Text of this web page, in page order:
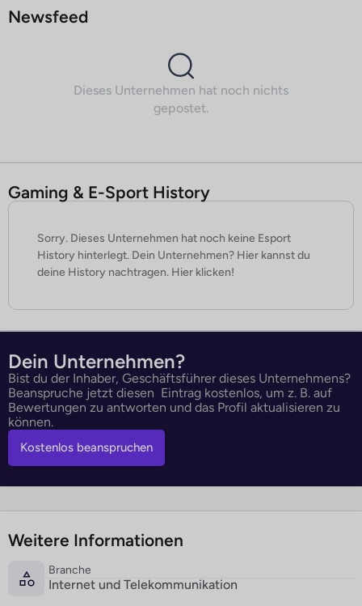
Newsfeed
Dieses Unternehmen hat noch nichts
gepostet.
Gaming & E-Sport History
Sorry. Dieses Unternehmen hat noch keine Esport
History hinterlegt. Dein Unternehmen? Hier kannst du
deine History nachtragen. Hier klicken!
Dein Unternehmen?
Bist du der Inhaber, Geschäftsführer dieses Unternehmens?
Beanspruche jetzt diesen Eintrag kostenlos, um z. B. auf
Bewertungen zu antworten und das Profil aktualisieren zu
können.
Kostenlos beanspruchen
Weitere Informationen
Branche
Internet und Telekommunikation